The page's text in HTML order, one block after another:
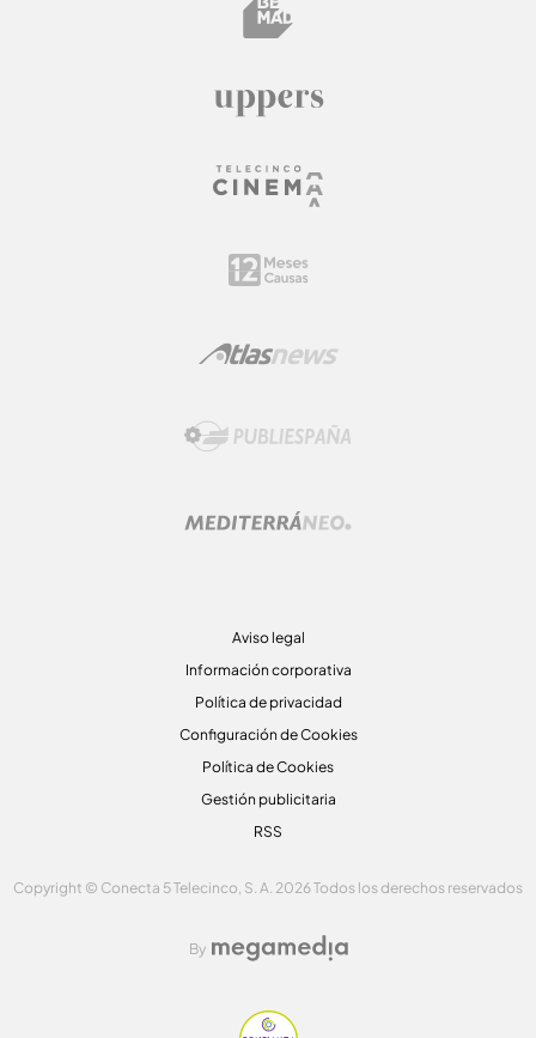
Aviso legal
Información corporativa
Política de privacidad
Configuración de Cookies
Política de Cookies
Gestión publicitaria
RSS
Copyright © Conecta 5 Telecinco, S. A. 2026 Todos los derechos reservados
By